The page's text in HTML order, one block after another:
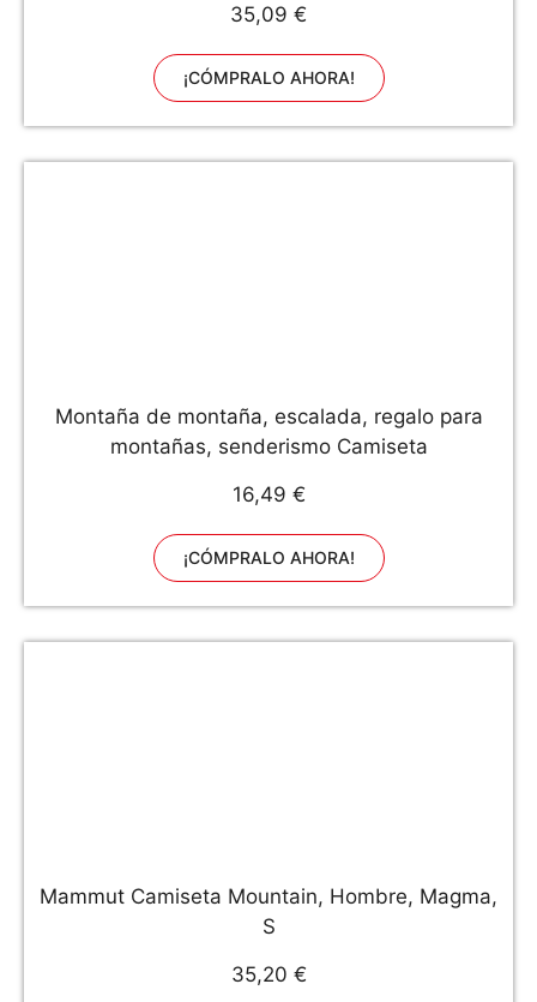
35,09 €
¡CÓMPRALO AHORA!
Montaña de montaña, escalada, regalo para
montañas, senderismo Camiseta
16,49 €
¡CÓMPRALO AHORA!
Mammut Camiseta Mountain, Hombre, Magma,
S
35,20 €